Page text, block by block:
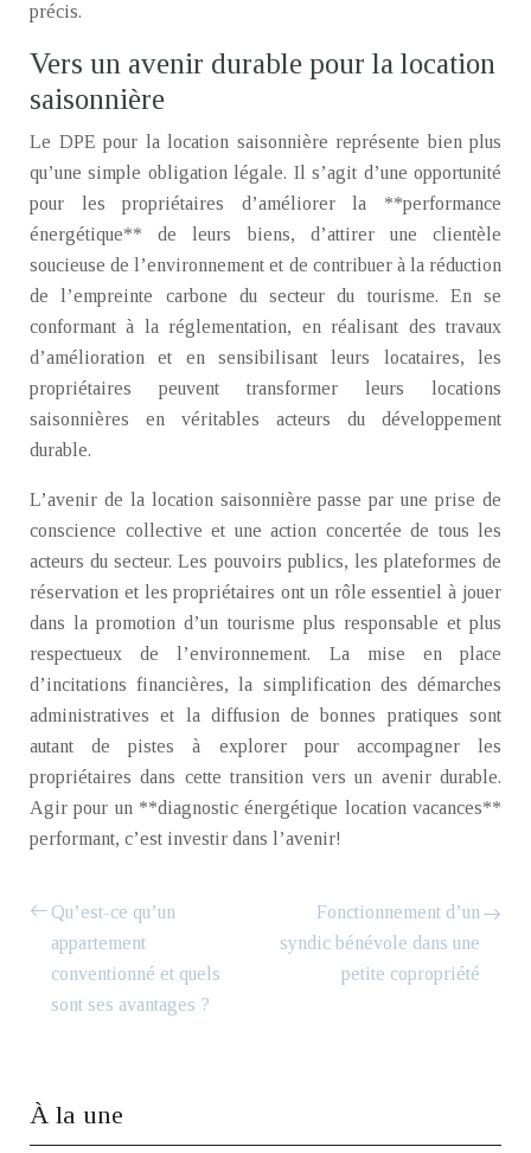
précis.
Vers un avenir durable pour la location
saisonnière
Le DPE pour la location saisonnière représente bien plus
qu’une simple obligation légale. Il s’agit d’une opportunité
pour les propriétaires d’améliorer la **performance
énergétique** de leurs biens, d’attirer une clientèle
soucieuse de l’environnement et de contribuer à la réduction
de l’empreinte carbone du secteur du tourisme. En se
conformant à la réglementation, en réalisant des travaux
d’amélioration et en sensibilisant leurs locataires, les
propriétaires peuvent transformer leurs locations
saisonnières en véritables acteurs du développement
durable.
L’avenir de la location saisonnière passe par une prise de
conscience collective et une action concertée de tous les
acteurs du secteur. Les pouvoirs publics, les plateformes de
réservation et les propriétaires ont un rôle essentiel à jouer
dans la promotion d’un tourisme plus responsable et plus
respectueux de l’environnement. La mise en place
d’incitations financières, la simplification des démarches
administratives et la diffusion de bonnes pratiques sont
autant de pistes à explorer pour accompagner les
propriétaires dans cette transition vers un avenir durable.
Agir pour un **diagnostic énergétique location vacances**
performant, c’est investir dans l’avenir!
Qu’est-ce qu’un
appartement
conventionné et quels
sont ses avantages ?
Fonctionnement d’un
syndic bénévole dans une
petite copropriété
À la une